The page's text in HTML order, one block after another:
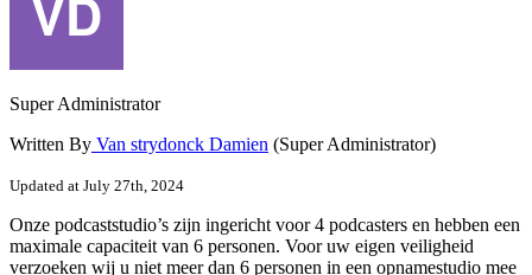
Super Administrator
Written By Van strydonck Damien (Super Administrator)
Updated at July 27th, 2024
Onze podcaststudio’s zijn ingericht voor 4 podcasters en hebben een
maximale capaciteit van 6 personen. Voor uw eigen veiligheid
verzoeken wij u niet meer dan 6 personen in een opnamestudio mee